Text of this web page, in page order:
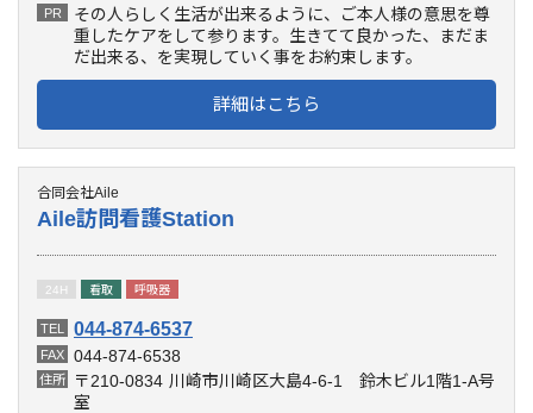
PR
その人らしく生活が出来るように、ご本人様の意思を尊
重したケアをして参ります。生きてて良かった、まだま
だ出来る、を実現していく事をお約束します。
詳細はこちら
合同会社Aile
Aile訪問看護Station
24H 看取 呼吸器
TEL 044-874-6537
FAX 044-874-6538
住所 〒210-0834 川崎市川崎区大島4-6-1 鈴木ビル1階1-A号
室